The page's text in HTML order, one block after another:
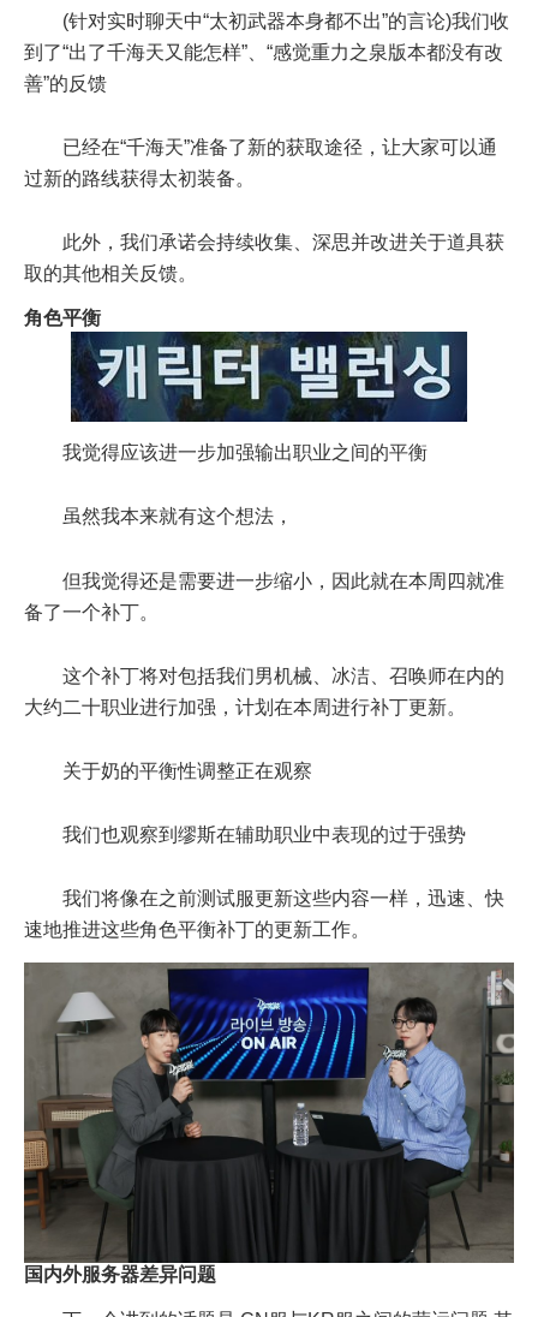
(针对实时聊天中“太初武器本身都不出”的言论)我们收
到了“出了千海天又能怎样”、“感觉重力之泉版本都没有改
善”的反馈
已经在“千海天”准备了新的获取途径，让大家可以通
过新的路线获得太初装备。
此外，我们承诺会持续收集、深思并改进关于道具获
取的其他相关反馈。
角色平衡
我觉得应该进一步加强输出职业之间的平衡
虽然我本来就有这个想法，
但我觉得还是需要进一步缩小，因此就在本周四就准
备了一个补丁。
这个补丁将对包括我们男机械、冰洁、召唤师在内的
大约二十职业进行加强，计划在本周进行补丁更新。
关于奶的平衡性调整正在观察
我们也观察到缪斯在辅助职业中表现的过于强势
我们将像在之前测试服更新这些内容一样，迅速、快
速地推进这些角色平衡补丁的更新工作。
国内外服务器差异问题